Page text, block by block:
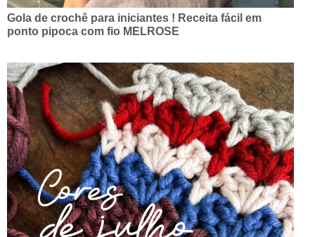
Gola de crochê para iniciantes ! Receita fácil em
ponto pipoca com fio MELROSE